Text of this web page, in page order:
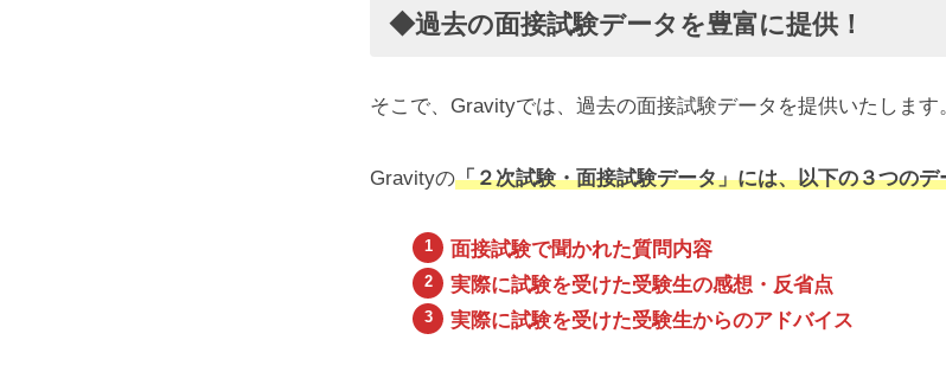
◆過去の面接試験データを豊富に提供！
そこで、Gravityでは、過去の面接試験データを提供いたします
Gravityの「２次試験・面接試験データ」には、以下の３つのデ
面接試験で聞かれた質問内容
実際に試験を受けた受験生の感想・反省点
実際に試験を受けた受験生からのアドバイス